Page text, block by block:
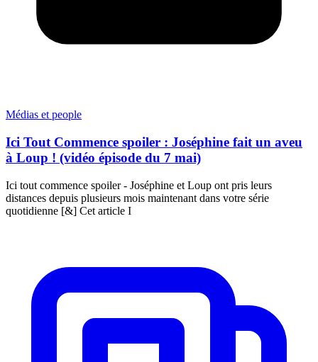
Médias et people
Ici Tout Commence spoiler : Joséphine fait un aveu
à Loup ! (vidéo épisode du 7 mai)
Ici tout commence spoiler - Joséphine et Loup ont pris leurs
distances depuis plusieurs mois maintenant dans votre série
quotidienne [&] Cet article I